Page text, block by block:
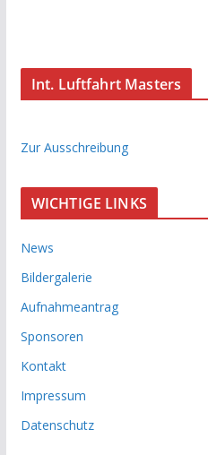
Int. Luftfahrt Masters
Zur Ausschreibung
WICHTIGE LINKS
News
Bildergalerie
Aufnahmeantrag
Sponsoren
Kontakt
Impressum
Datenschutz